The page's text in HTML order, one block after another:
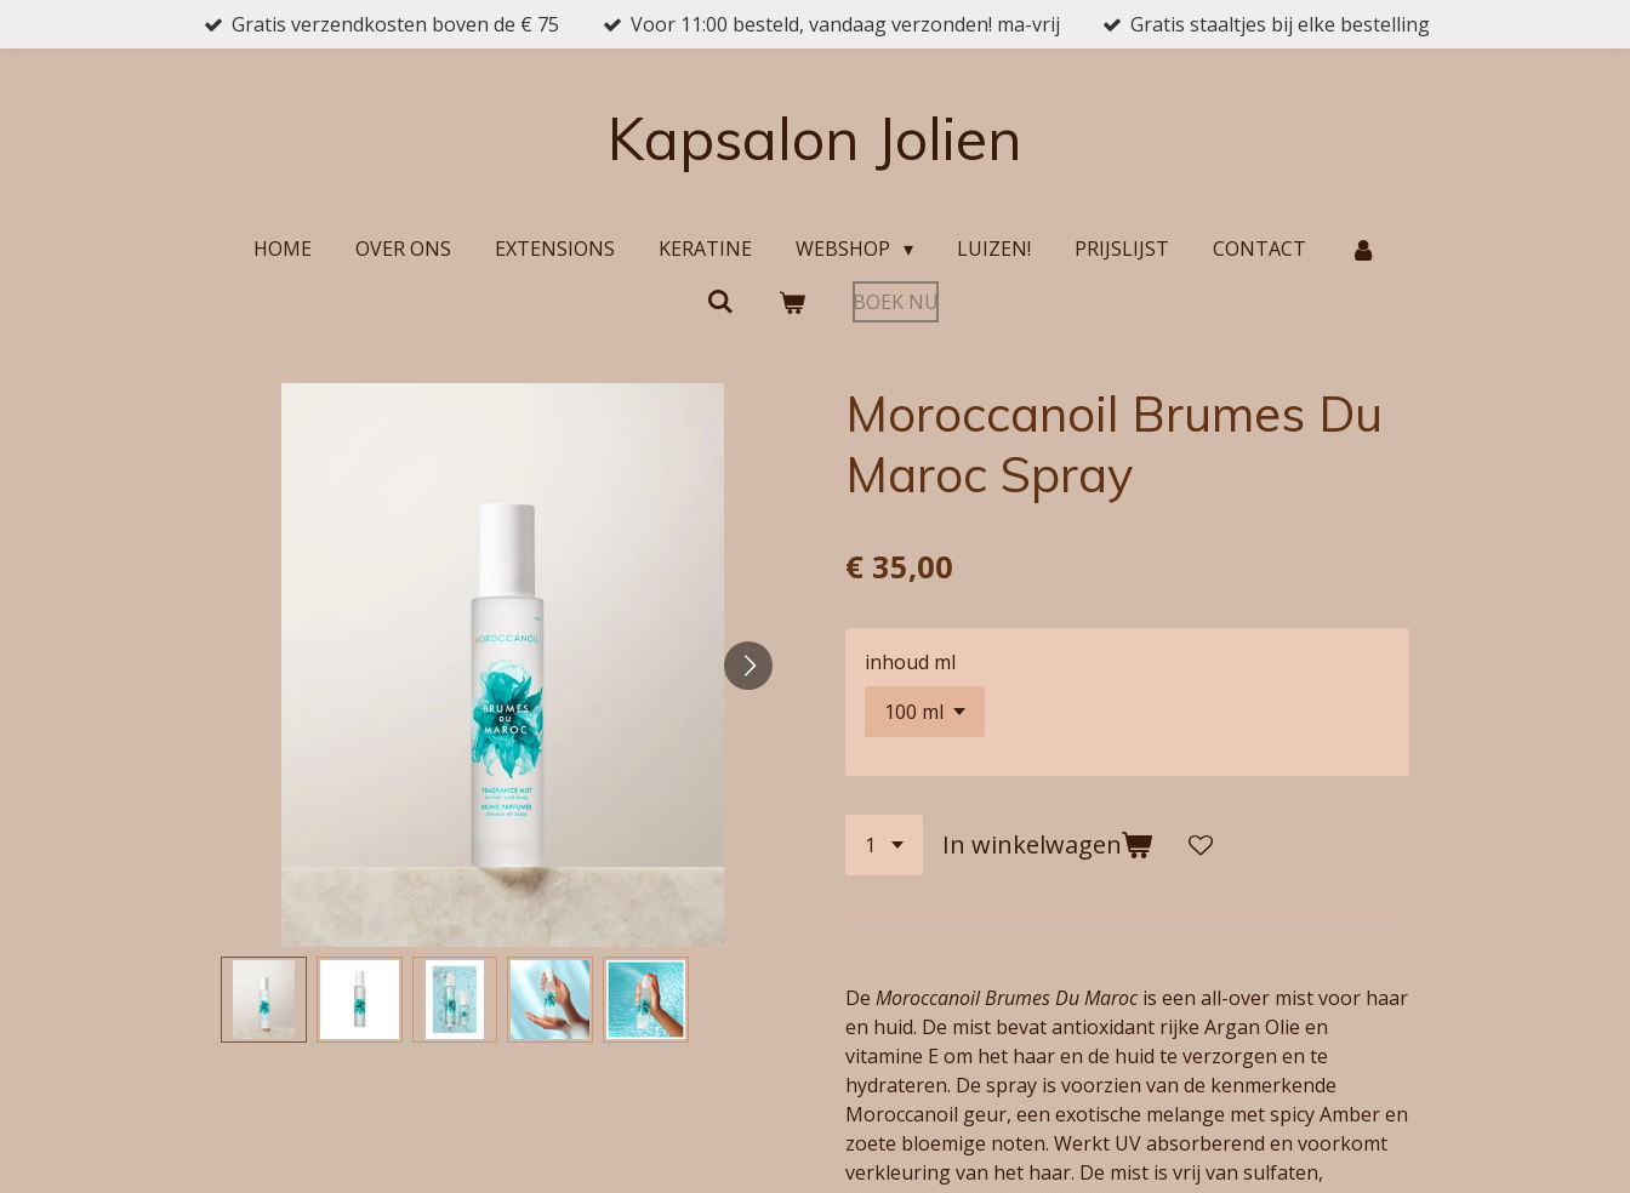
direct
Gratis verzendkosten boven de € 75 Voor 11:00 besteld, vandaag verzonden! ma-vrij Gratis staaltjes bij elke bestelling
Kapsalon Jolien
HOME OVER ONS EXTENSIONS KERATINE WEBSHOP LUIZEN! PRIJSLIJST
CONTACT
BOEK NU
Moroccanoil Brumes Du
Maroc Spray
€ 35,00
inhoud ml
In winkelwagen
De Moroccanoil Brumes Du Marocis een all-over mist voor haar
en huid. De mist bevat antioxidant rijke Argan Olie en
vitamine E om het haar en de huid te verzorgen en te
hydrateren. De spray is voorzien van de kenmerkende
Moroccanoil geur, een exotische melange met spicy Amber en
zoete bloemige noten. Werkt UV absorberend en voorkomt
verkleuring van het haar. De mist is vrij van sulfaten,